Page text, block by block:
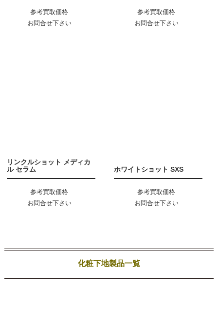
参考買取価格
お問合せ下さい
参考買取価格
お問合せ下さい
リンクルショット メディカ
ル セラム
参考買取価格
お問合せ下さい
ホワイトショット SXS
参考買取価格
お問合せ下さい
化粧下地製品一覧